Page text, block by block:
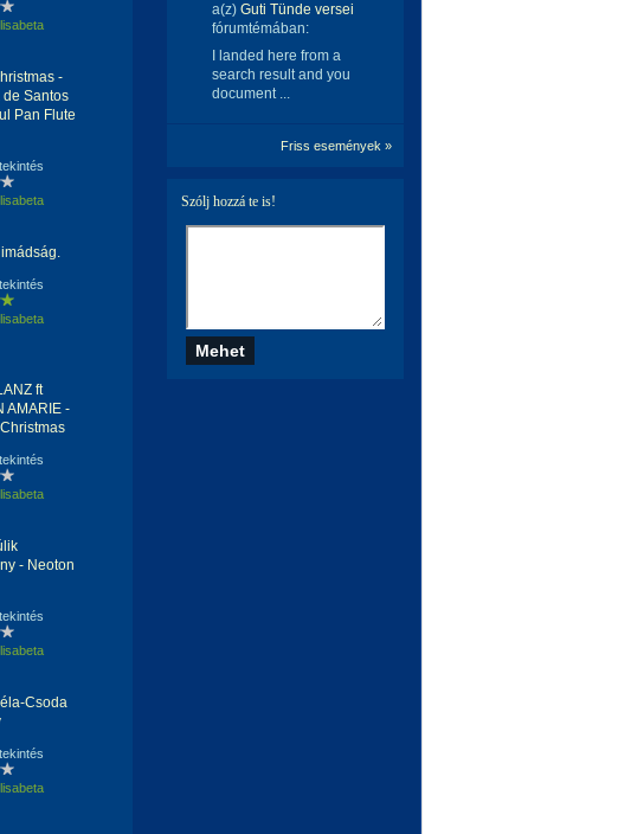
-
de Santos
Pan Flute
ft
AMARIE -
- Neoton
Csoda
a(z) Guti Tünde versei
fórumtémában:
I landed here from a
search result and you
document ...
Friss események »
Szólj hozzá te is!